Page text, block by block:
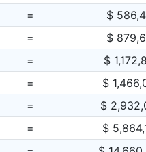
= $
= $
= $
= $
= $
= $